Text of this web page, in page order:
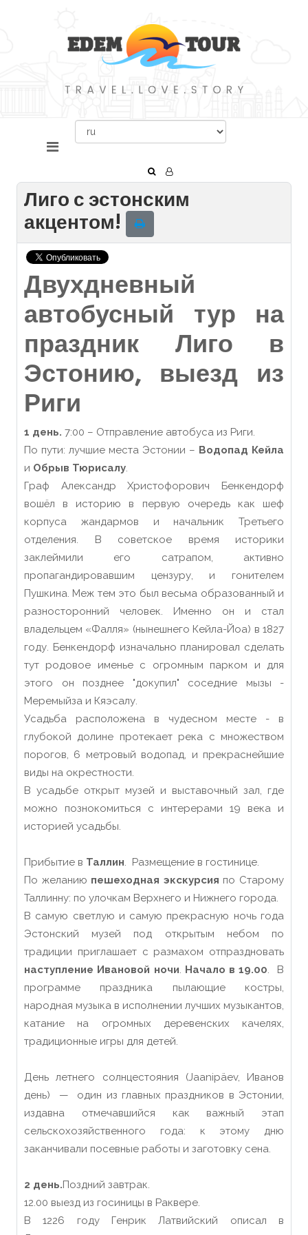
Лиго с эстонским
акцентом!
Двухдневный
автобусный тур на
праздник Лиго в
Эстонию, выезд из
Риги
1 день. 7:00 – Отправление автобуса из Риги.
По пути: лучшие места Эстонии – Водопад Кейла
и Обрыв Тюрисалу.
Граф Александр Христофорович Бенкендорф
вошёл в историю в первую очередь как шеф
корпуса жандармов и начальник Третьего
отделения. В советское время историки
заклеймили его сатрапом, активно
пропагандировавшим цензуру, и гонителем
Пушкина. Меж тем это был весьма образованный и
разносторонний человек. Именно он и стал
владельцем «Фалля» (нынешнего Кейла-Йоа) в 1827
году. Бенкендорф изначально планировал сделать
тут родовое именье с огромным парком и для
этого он позднее "докупил" соседние мызы -
Меремыйза и Кяэсалу.
Усадьба расположена в чудесном месте - в
глубокой долине протекает река с множеством
порогов, 6 метровый водопад, и прекраснейшие
виды на окрестности.
В усадьбе открыт музей и выставочный зал, где
можно познокомиться с интерерами 19 века и
историей усадьбы.
Прибытие в Таллин. Размещение в гостинице.
По желанию пешеходная экскурсия по Старому
Таллинну: по улочкам Верхнего и Нижнего города.
В самую светлую и самую прекрасную ночь года
Эстонский музей под открытым небом по
традиции приглашает с размахом отпраздновать
наступление Ивановой ночи. Начало в 19.00. В
программе праздника пылающие костры,
народная музыка в исполнении лучших музыкантов,
катание на огромных деревенских качелях,
традиционные игры для детей.
День летнего солнцестояния (Jaanipäev, Иванов
день) — один из главных праздников в Эстонии,
издавна отмечавшийся как важный этап
сельскохозяйственного года: к этому дню
заканчивали посевные работы и заготовку сена.
2 день.Поздний завтрак.
12.00 выезд из госиницы в Раквере.
В 1226 году Генрик Латвийский описал в